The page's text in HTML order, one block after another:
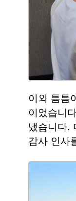
이외 틈틈
이었습니
냈습니다.
감사 인사